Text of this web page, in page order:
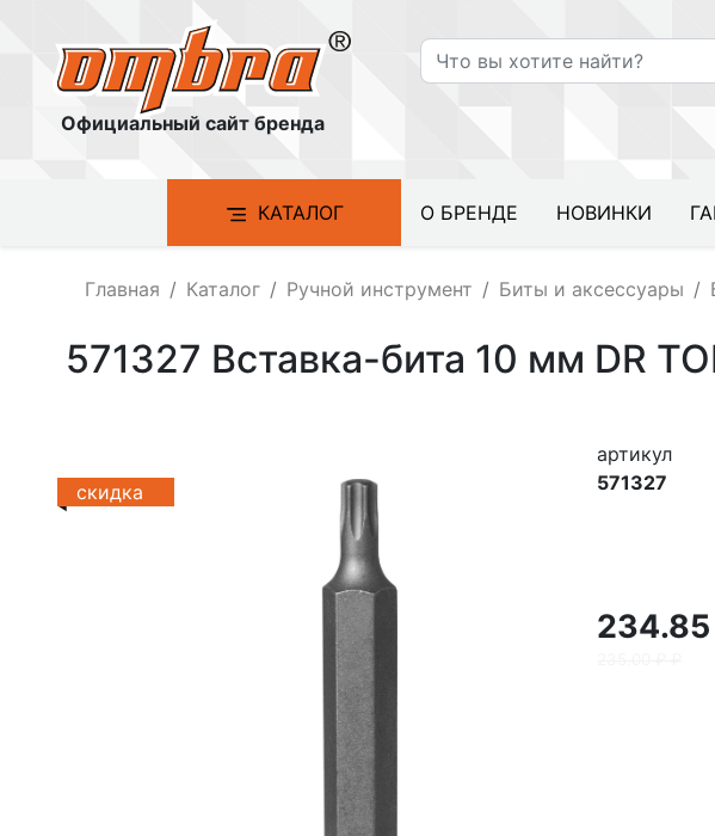
Официальный сайт бренда
КАТАЛОГ О БРЕНДЕ НОВИНКИ
Главная Каталог Ручной инструмент Биты и аксессуары
571327 Вставка-бита 10 мм DR
скидка
артикул
571327